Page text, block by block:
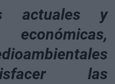
actuales y
las